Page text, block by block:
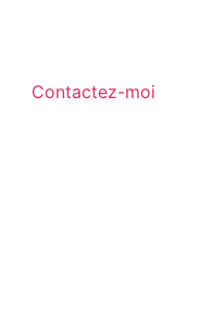
Contactez-moi